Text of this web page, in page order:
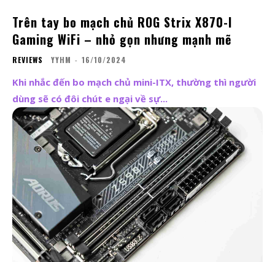
Trên tay bo mạch chủ ROG Strix X870-I
Gaming WiFi – nhỏ gọn nhưng mạnh mẽ
REVIEWS YYHM - 16/10/2024
Khi nhắc đến bo mạch chủ mini-ITX, thường thì người
dùng sẽ có đôi chút e ngại về sự...